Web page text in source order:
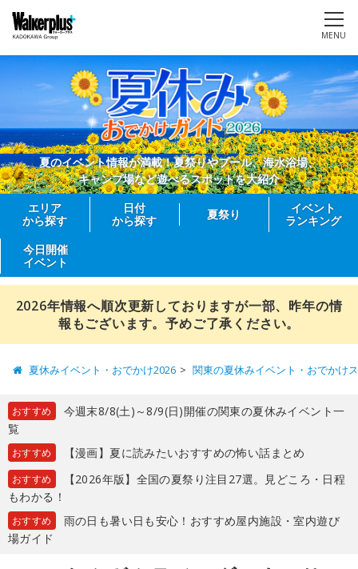
MENU
夏のイベント情報が満載！夏祭りやプール、海水浴場、
キャンプ場など遊べるスポットを大紹介
エリア
から探す
日付
から探す
夏祭り
イベント
ランキング
今日開催
イベント
2026年情報へ順次更新しておりますが一部、昨年の情
報もございます。予めご了承ください。
夏休みイベント・おでかけ2026 関東の夏休みイベント・おでかけ
おすすめ
今週末8/8(土)～8/9(日)開催の関東の夏休みイベント一
覧
おすすめ 【漫画】夏に読みたいおすすめの怖い話まとめ
おすすめ
【2026年版】全国の夏祭り注目27選。見どころ・日程
もわかる！
おすすめ
雨の日も暑い日も安心！おすすめ屋内施設・室内遊び
場ガイド